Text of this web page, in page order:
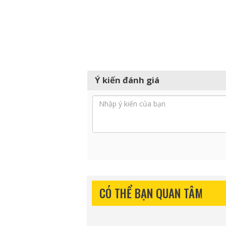
Ý kiến đánh giá
CÓ THỂ BẠN QUAN TÂM